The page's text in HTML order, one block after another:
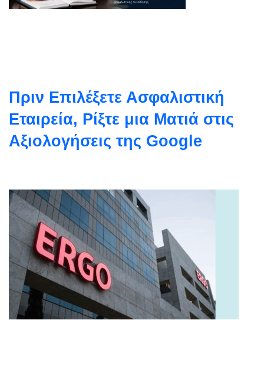
Πριν Επιλέξετε Ασφαλιστική
Εταιρεία, Ρίξτε μια Ματιά στις
Αξιολογήσεις της Google